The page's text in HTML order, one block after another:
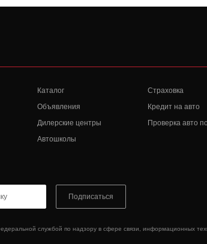
Каталог
Объявления
Дилерские центры
Автошколы
Страховка
Кредит на авто
Проверка авто
службой по надзору в сфере связи, информационных
Подписаться